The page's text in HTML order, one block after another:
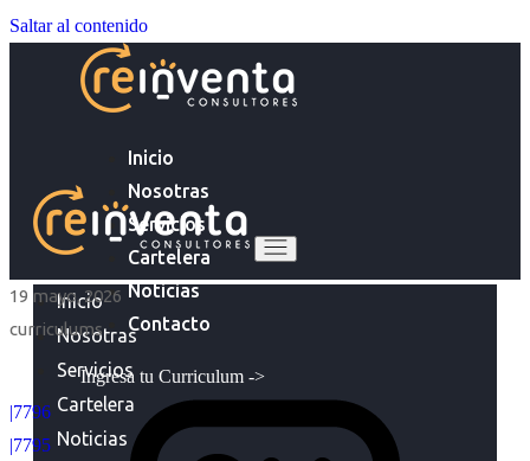
Saltar al contenido
Inicio
Nosotras
Servicios
Cartelera
Noticias
Contacto
Ingresa tu Curriculum ->
Inicio
Nosotras
Servicios
Cartelera
Noticias
19 mayo, 2026
curriculums
|7796
|7795